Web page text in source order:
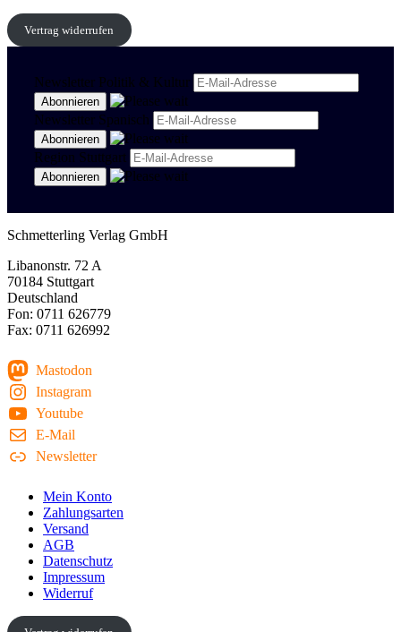
Vertrag widerrufen
Newsletter Politik & Kultur
Newsletter Spanisch
Region Stuttgart
Schmetterling Verlag GmbH
Libanonstr. 72 A
70184 Stuttgart
Deutschland
Fon: 0711 626779
Fax: 0711 626992
Mastodon
Instagram
Youtube
E-Mail
Newsletter
Mein Konto
Zahlungsarten
Versand
AGB
Datenschutz
Impressum
Widerruf